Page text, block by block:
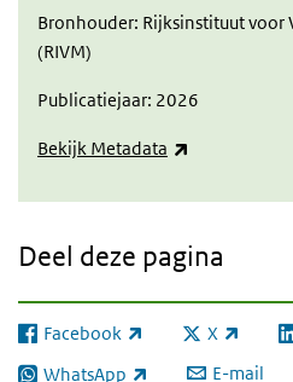
Bronhouder: Rijksinstituut voor
(RIVM)
Publicatiejaar: 2026
Bekijk Metadata
Deel deze pagina
Facebook
(externe link) X
(externe link)
WhatsApp
E-mail